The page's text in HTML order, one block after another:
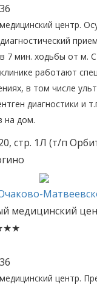
центр.
7 мин. ходьбы от м.
работают
в том числе
диагностики и
на дом.
стр. 1Л (т/п
медицинский
★★
центр.